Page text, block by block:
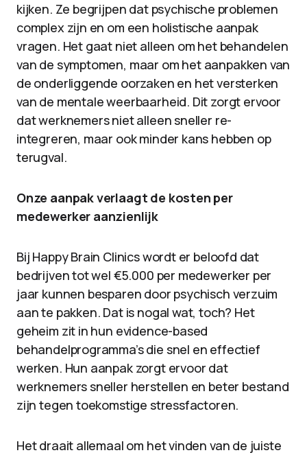
kijken. Ze begrijpen dat psychische problemen
complex zijn en om een holistische aanpak
vragen. Het gaat niet alleen om het behandelen
van de symptomen, maar om het aanpakken van
de onderliggende oorzaken en het versterken
van de mentale weerbaarheid. Dit zorgt ervoor
dat werknemers niet alleen sneller re-
integreren, maar ook minder kans hebben op
terugval.
Onze aanpak verlaagt de kosten per
medewerker aanzienlijk
Bij Happy Brain Clinics wordt er beloofd dat
bedrijven tot wel €5.000 per medewerker per
jaar kunnen besparen door psychisch verzuim
aan te pakken. Dat is nogal wat, toch? Het
geheim zit in hun evidence-based
behandelprogramma’s die snel en effectief
werken. Hun aanpak zorgt ervoor dat
werknemers sneller herstellen en beter bestand
zijn tegen toekomstige stressfactoren.
Het draait allemaal om het vinden van de juiste